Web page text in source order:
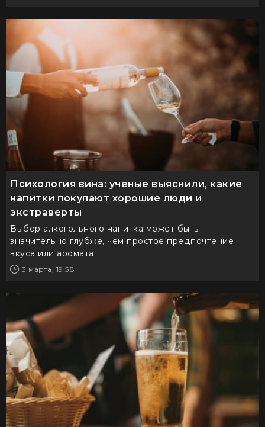
Психология вина: ученые выяснили, какие
напитки покупают хорошие люди и
экстраверты
Выбор алкогольного напитка может быть
значительно глубже, чем простое предпочтение
вкуса или аромата.
3 марта, 19:58